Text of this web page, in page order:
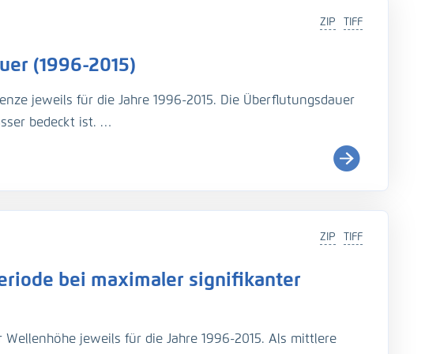
TIFF
ZIP
(1996-2015)
jeweils für die Jahre 1996-2015. Die Überflutungsdauer
bedeckt ist.
im BAWiki (
http://wiki.baw.de/de/index.php/Tidekennwer
DB - Teil: UnTRIM-SediMorph-Unk, doi:
Simulationen aus EasyGSH-DB, doi:
E., Schrage, N., Fröhle, P., Kösters, F. (2021): An
TIFF
ZIP
bei maximaler signifikanter
jeweils für die Jahre 1996-2015. Als mittlere